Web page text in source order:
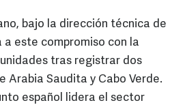
bajo la dirección técnica de
a este compromiso con la
tras registrar dos
Arabia Saudita y Cabo Verde.
español lidera el sector